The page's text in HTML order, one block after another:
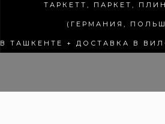
ТАРКЕТТ, ПАРКЕТ,
(ГЕРМАНИЯ,
В ТАШКЕНТЕ + ДОСТАВКА В